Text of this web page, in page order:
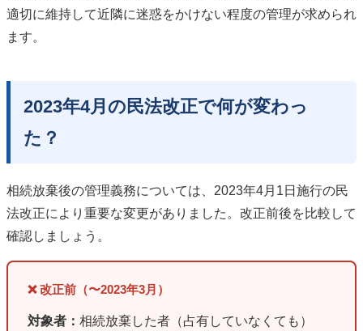
適切に維持して近隣に迷惑をかけない程度の管理が求められ
ます。
2023年4月の民法改正で何が変わっ
た？
相続放棄後の管理義務については、2023年4月1日施行の民
法改正により重要な変更がありました。改正前後を比較して
確認しましょう。
❌ 改正前（〜2023年3月）
対象者： 相続放棄した者（占有していなくても）